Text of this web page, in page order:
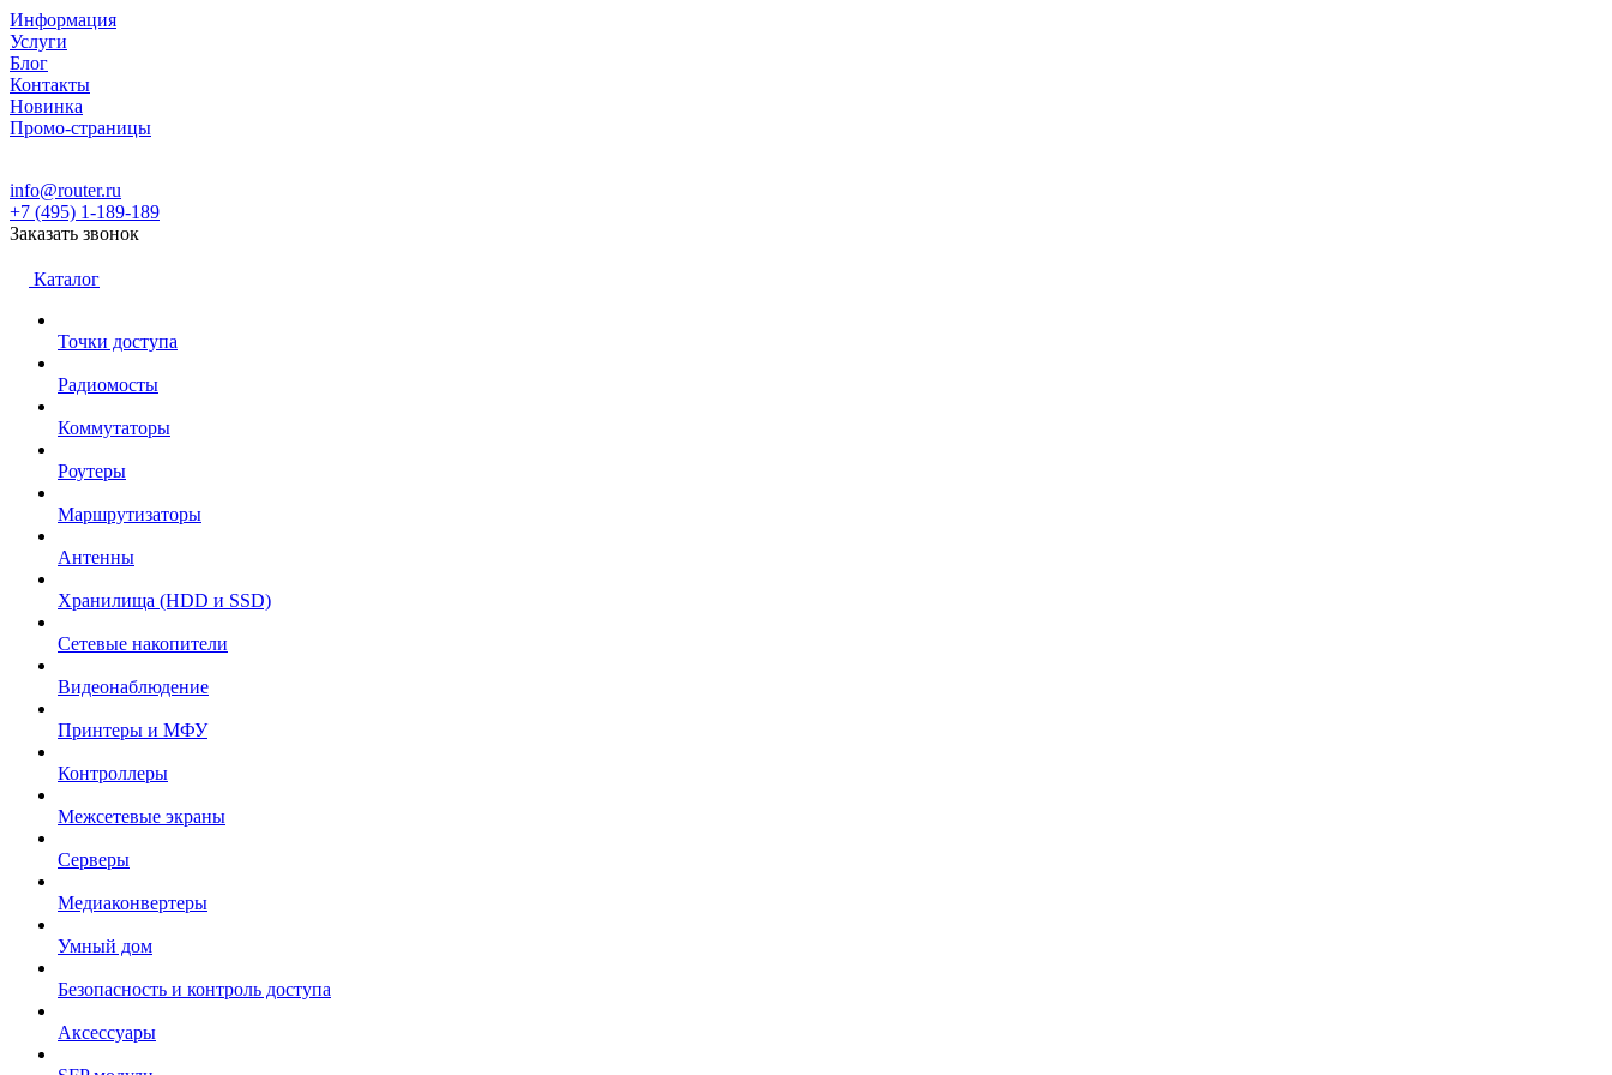
Информация
Услуги
Блог
Контакты
Новинка
Промо-страницы
info@router.ru
+7 (495) 1-189-189
Заказать звонок
Каталог
Точки доступа
Радиомосты
Коммутаторы
Роутеры
Маршрутизаторы
Антенны
Хранилища (HDD и SSD)
Сетевые накопители
Видеонаблюдение
Принтеры и МФУ
Контроллеры
Межсетевые экраны
Серверы
Медиаконвертеры
Умный дом
Безопасность и контроль доступа
Аксессуары